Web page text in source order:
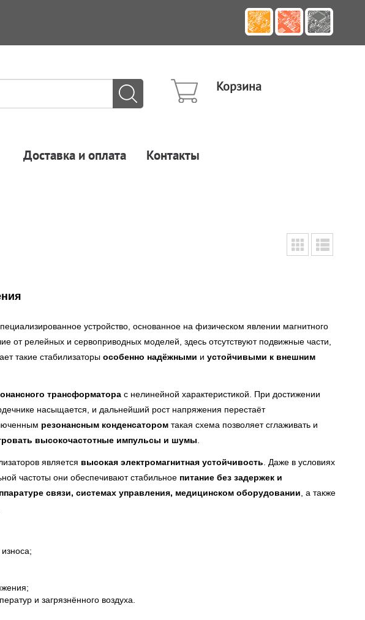
Корзина
Доставка и оплата Контакты
устройство, основанное на физическом явлении магнитного
от релейных и сервоприводных моделей, здесь отсутствуют подвижные части,
такие стабилизаторы особенно надёжными и устойчивыми к внешним
трансформатора с нелинейной характеристикой. При достижении
насыщается, и дальнейший рост напряжения перестаёт
резонансным конденсатором такая схема позволяет сглаживать и
высокочастотные импульсы и шумы
является высокая электромагнитная устойчивость . Даже в условиях
частоты они обеспечивают стабильное питание без задержек и
связи, системах управления, медицинском оборудовании , а также
и загрязнённого воздуха.